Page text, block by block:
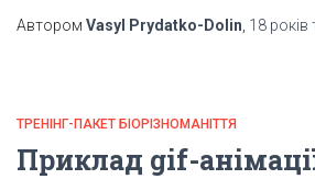
Автором Vasyl Prydatko-Dolin 18 років
ТРЕНІНГ-ПАКЕТ БІОРІЗНОМАНІТТЯ
Приклад gif-